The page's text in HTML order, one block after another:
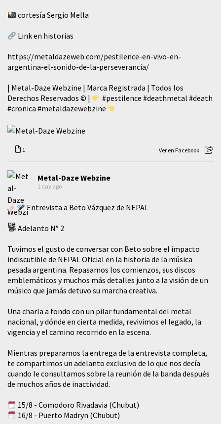
cortesía Sergio Mella
Link en historias
https://metaldazeweb.com/pestilence-en-vivo-en-
argentina-el-sonido-de-la-perseverancia/
| Metal-Daze Webzine | Marca Registrada | Todos los
Derechos Reservados © |
#pestilence #deathmetal #death
#cronica #metaldazewebzine
1 Ver en Facebook
Metal-Daze Webzine
1 day ago
Entrevista a Beto Vázquez de NEPAL
Adelanto N° 2
Tuvimos el gusto de conversar con Beto sobre el impacto
indiscutible de NEPAL Oficial en la historia de la música
pesada argentina. Repasamos los comienzos, sus discos
emblemáticos y muchos más detalles junto a la visión de un
músico que jamás detuvo su marcha creativa.
​Una charla a fondo con un pilar fundamental del metal
nacional, y dónde en cierta medida, revivimos el legado, la
vigencia y el camino recorrido en la escena.
Mientras preparamos la entrega de la entrevista completa,
te compartimos un adelanto exclusivo de lo que nos decía
cuando le consultamos sobre la reunión de la banda después
de muchos años de inactividad.
15/8 - Comodoro Rivadavia (Chubut)
16/8 - Puerto Madryn (Chubut)